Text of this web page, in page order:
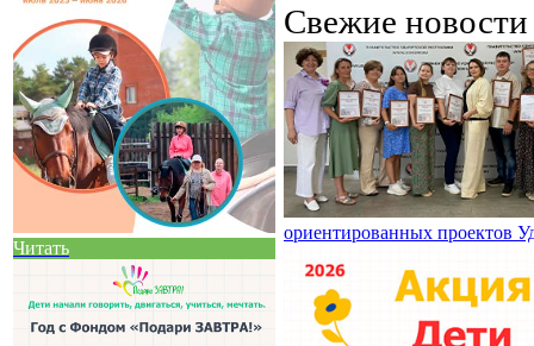
Читать
Свежие
ориентированных проектов